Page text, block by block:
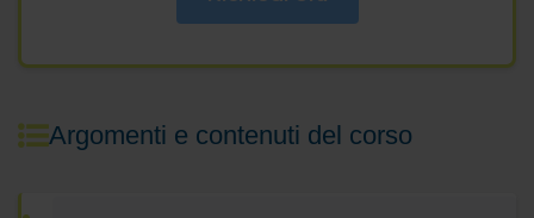
Argomenti e contenuti del corso